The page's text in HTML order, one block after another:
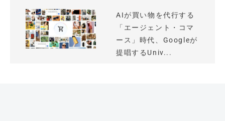
AIが買い物を代行する
「エージェント・コマ
ース」時代、Googleが
提唱するUniv...